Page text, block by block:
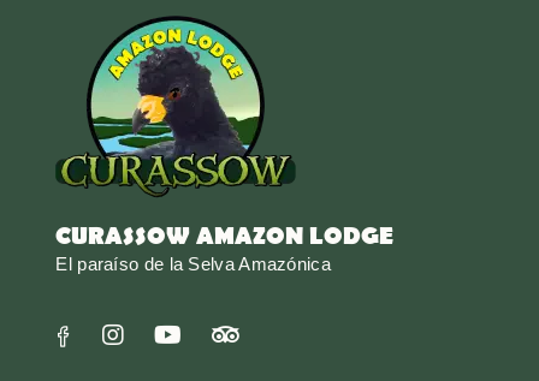
CURASSOW AMAZON LODGE
El paraíso de la Selva Amazónica